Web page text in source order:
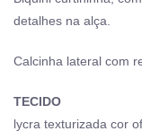
detalhes na alça.
Calcinha lateral com
TECIDO
lycra texturizada cor